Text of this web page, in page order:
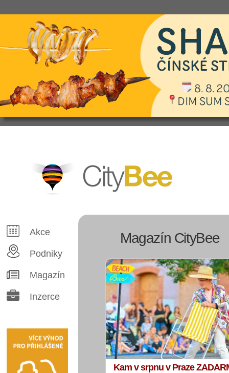
CityBee
Akce
Podniky
Magazín
Inzerce
Magazín CityBee
Kam v srpnu v Praze